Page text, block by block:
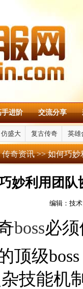
手进阶 交流分享
仿盛大 复古传奇 英雄
传奇资讯>> 如何巧妙
妙利用团队
编辑：技
boss必
顶级
技能机